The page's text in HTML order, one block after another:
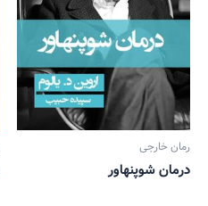
رمان خارجی
درمان شوپنهاور